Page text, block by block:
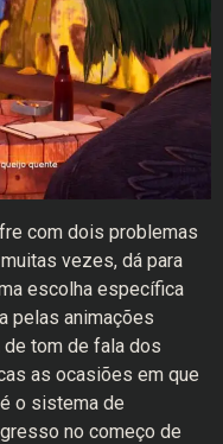
com dois problemas
vezes, dá para
escolha específica
pelas animações
tom de fala dos
as ocasiões em que
o sistema de
no começo de